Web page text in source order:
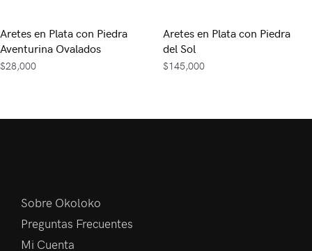
Aretes en Plata con Piedra
Aventurina Ovalados
$28,000
Aretes en Plata con Piedra
del Sol
$145,000
Sobre Okoloko
Preguntas Frecuentes
Mi Cuenta